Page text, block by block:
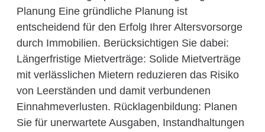
Planung Eine gründliche Planung ist
entscheidend für den Erfolg Ihrer Altersvorsorge
durch Immobilien. Berücksichtigen Sie dabei:
Längerfristige Mietverträge: Solide Mietverträge
mit verlässlichen Mietern reduzieren das Risiko
von Leerständen und damit verbundenen
Einnahmeverlusten. Rücklagenbildung: Planen
Sie für unerwartete Ausgaben, Instandhaltungen